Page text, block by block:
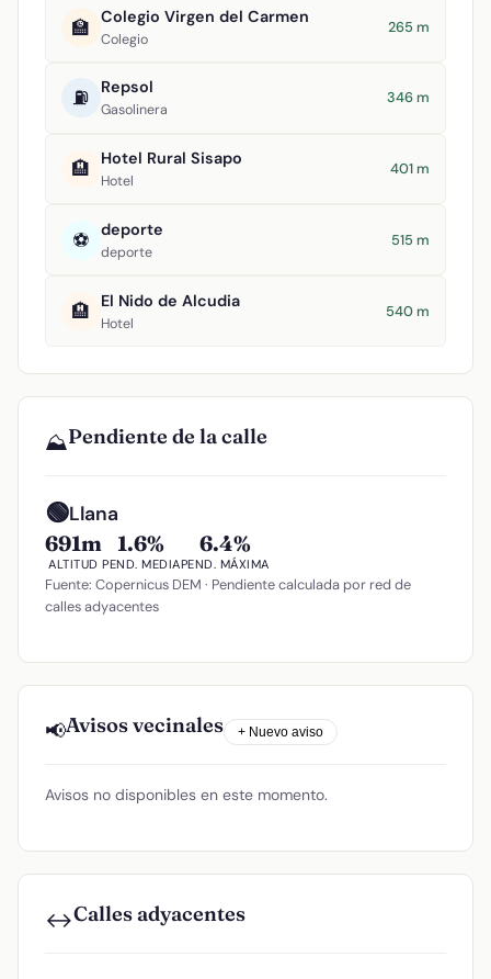
🏫 Colegio Virgen del Carmen
Colegio
265 m
⛽ Repsol
Gasolinera
346 m
🏨 Hotel Rural Sisapo
Hotel
401 m
⚽ deporte
deporte
515 m
🏨 El Nido de Alcudia
Hotel
540 m
⛰️Pendiente de la calle
🟢Llana
691m
ALTITUD
1.6%
PEND. MEDIA
6.4%
PEND. MÁXIMA
Fuente: Copernicus DEM · Pendiente calculada por red de
calles adyacentes
📢Avisos vecinales + Nuevo aviso
Avisos no disponibles en este momento.
↔️Calles adyacentes